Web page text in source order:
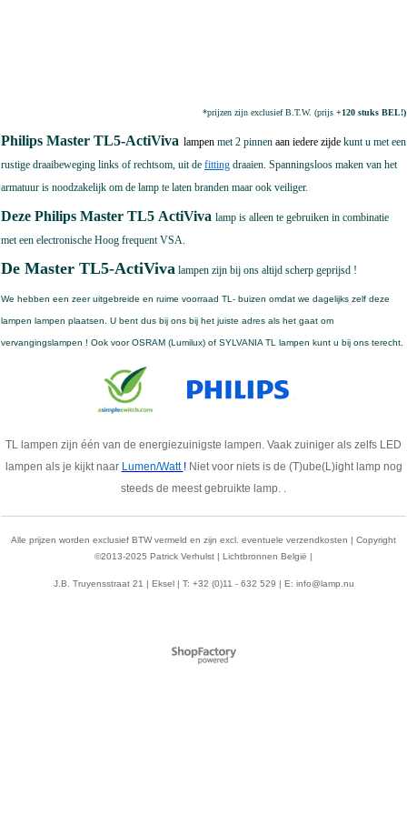
*prijzen zijn exclusief B.T.W. (prijs +120 stuks BEL!)
Philips Master TL5-ActiViva lampen met 2 pinnen aan iedere zijde kunt u met een
rustige draaibeweging links of rechtsom, uit de fitting draaien. Spanningsloos maken van het
armatuur is noodzakelijk om de lamp te laten branden maar ook veiliger.
Deze Philips Master TL5 ActiViva lamp is alleen te gebruiken in combinatie
met een electronische Hoog frequent VSA.
De Master TL5-ActiViva lampen zijn bij ons altijd scherp geprijsd !
We hebben een zeer uitgebreide en ruime voorraad TL- buizen omdat we dagelijks zelf deze
lampen lampen plaatsen. U bent dus bij ons bij het juiste adres als het gaat om
vervangingslampen ! Ook voor OSRAM (Lumilux) of SYLVANIA TL lampen kunt u bij ons terecht.
TL lampen zijn één van de energiezuinigste lampen. Vaak zuiniger als zelfs LED
lampen als je kijkt naar
Lumen/Watt !Niet voor niets is de (T)ube(L)ight lamp nog
steeds de meest gebruikte lamp. .
Alle prijzen worden exclusief BTW vermeld en zijn excl. eventuele verzendkosten | Copyright
©2013-2025 Patrick Verhulst | Lichtbronnen België |
J.B. Truyensstraat 21 | Eksel | T: +32 (0)11 - 632 529 | E: info@lamp.nu
Webwinkel gemaakt met
ShopFactory webwinkel